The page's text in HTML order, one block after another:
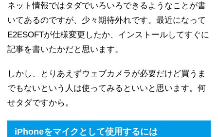
ネット情報ではタダでいろいろできるようなことが書
いてあるのですが、少々期待外れです。最近になって
E2ESOFTが仕様変更したか、インストールしてすぐに
記事を書いたかだと思います。
しかし、とりあえずウェブカメラが必要だけど買うま
でもないという人は使ってみるといいと思います。何
せタダですから。
iPhoneをマイクとして使用するには